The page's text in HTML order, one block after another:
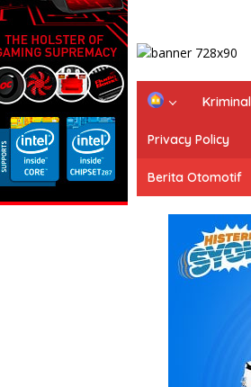
H
e
Kriminal
Privacy Policy
Berita Otomotif